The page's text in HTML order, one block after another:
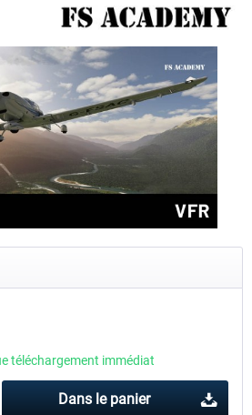
MSFS
Perfect Flight - FS Explorer -
téléchargement immédiat
Dans le panier